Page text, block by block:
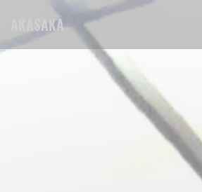
Cookies beheer paneel
AKASAKA